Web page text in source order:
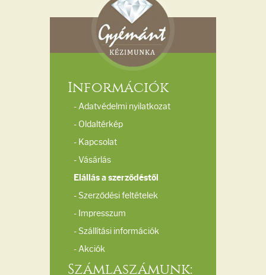
Információk
- Adatvédelmi nyilatkozat
- Oldaltérkép
- Kapcsolat
- Vásárlás
Elállás a szerződéstől
- Szerződési feltételek
- Impresszum
- Szállítási információk
- Akciók
Számlaszámunk: